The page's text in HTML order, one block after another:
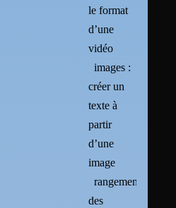
le format
d’une
vidéo
images :
créer un
texte à
partir
d’une
image
rangement
des